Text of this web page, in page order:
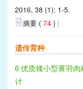
2016, 38 (1): 1-5.
摘要 ( 74 ) |
遗传育种
6 优质矮小型黄羽
计